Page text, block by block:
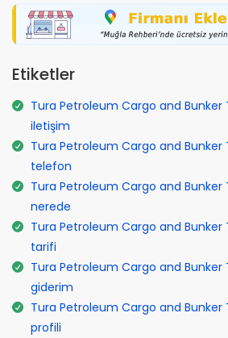
Etiketler
Tura Petroleum Cargo and Bunker
iletişim
Tura Petroleum Cargo and Bunker
telefon
Tura Petroleum Cargo and Bunker
nerede
Tura Petroleum Cargo and Bunker
tarifi
Tura Petroleum Cargo and Bunker
giderim
Tura Petroleum Cargo and
profili